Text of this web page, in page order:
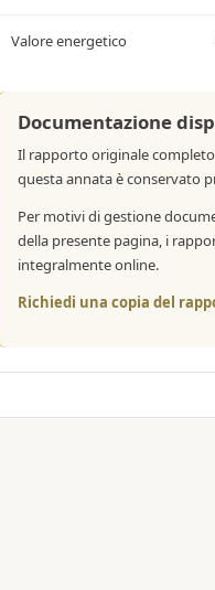
Valore energetico
Documentazione
Il rapporto originale
questa annata è conservato
Per motivi di gestione
della presente pagina, i
integralmente online.
Richiedi una copia del